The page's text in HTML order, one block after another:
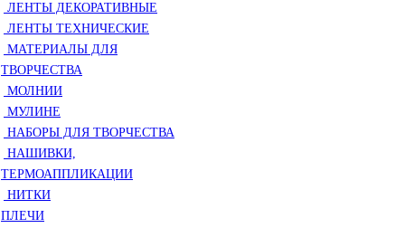
ЛЕНТЫ ДЕКОРАТИВНЫЕ
ЛЕНТЫ ТЕХНИЧЕСКИЕ
МАТЕРИАЛЫ ДЛЯ
ТВОРЧЕСТВА
МОЛНИИ
МУЛИНЕ
НАБОРЫ ДЛЯ ТВОРЧЕСТВА
НАШИВКИ,
ТЕРМОАППЛИКАЦИИ
НИТКИ
ПЛЕЧИ